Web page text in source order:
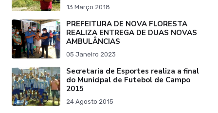
13 Março 2018
PREFEITURA DE NOVA FLORESTA
REALIZA ENTREGA DE DUAS NOVAS
AMBULÂNCIAS
05 Janeiro 2023
Secretaria de Esportes realiza a final
do Municipal de Futebol de Campo
2015
24 Agosto 2015